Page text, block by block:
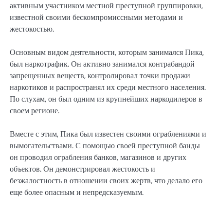
активным участником местной преступной группировки,
известной своими бескомпромиссными методами и
жестокостью.
Основным видом деятельности, которым занимался Пика,
был наркотрафик. Он активно занимался контрабандой
запрещенных веществ, контролировал точки продажи
наркотиков и распространял их среди местного населения.
По слухам, он был одним из крупнейших наркодилеров в
своем регионе.
Вместе с этим, Пика был известен своими ограблениями и
вымогательствами. С помощью своей преступной банды
он проводил ограбления банков, магазинов и других
объектов. Он демонстрировал жестокость и
безжалостность в отношении своих жертв, что делало его
еще более опасным и непредсказуемым.